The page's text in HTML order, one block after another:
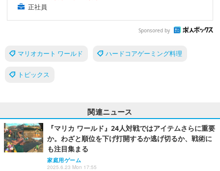
正社員
Sponsored by
マリオカート ワールド ハードコアゲーミング料理
トピックス
関連ニュース
『マリカ ワールド』24人対戦ではアイテムさらに重要
か。わざと順位を下げ打開するか逃げ切るか、戦術に
も注目集まる
家庭用ゲーム
2025.6.23 Mon 17:55